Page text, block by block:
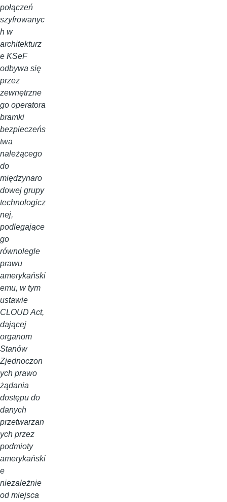
połączeń
szyfrowanyc
h w
architekturz
e KSeF
odbywa się
przez
zewnętrzne
go operatora
bramki
bezpieczeńs
twa
należącego
do
międzynaro
dowej grupy
technologicz
nej,
podlegające
go
równolegle
prawu
amerykański
emu, w tym
ustawie
CLOUD Act,
dającej
organom
Stanów
Zjednoczon
ych prawo
żądania
dostępu do
danych
przetwarzan
ych przez
podmioty
amerykański
e
niezależnie
od miejsca